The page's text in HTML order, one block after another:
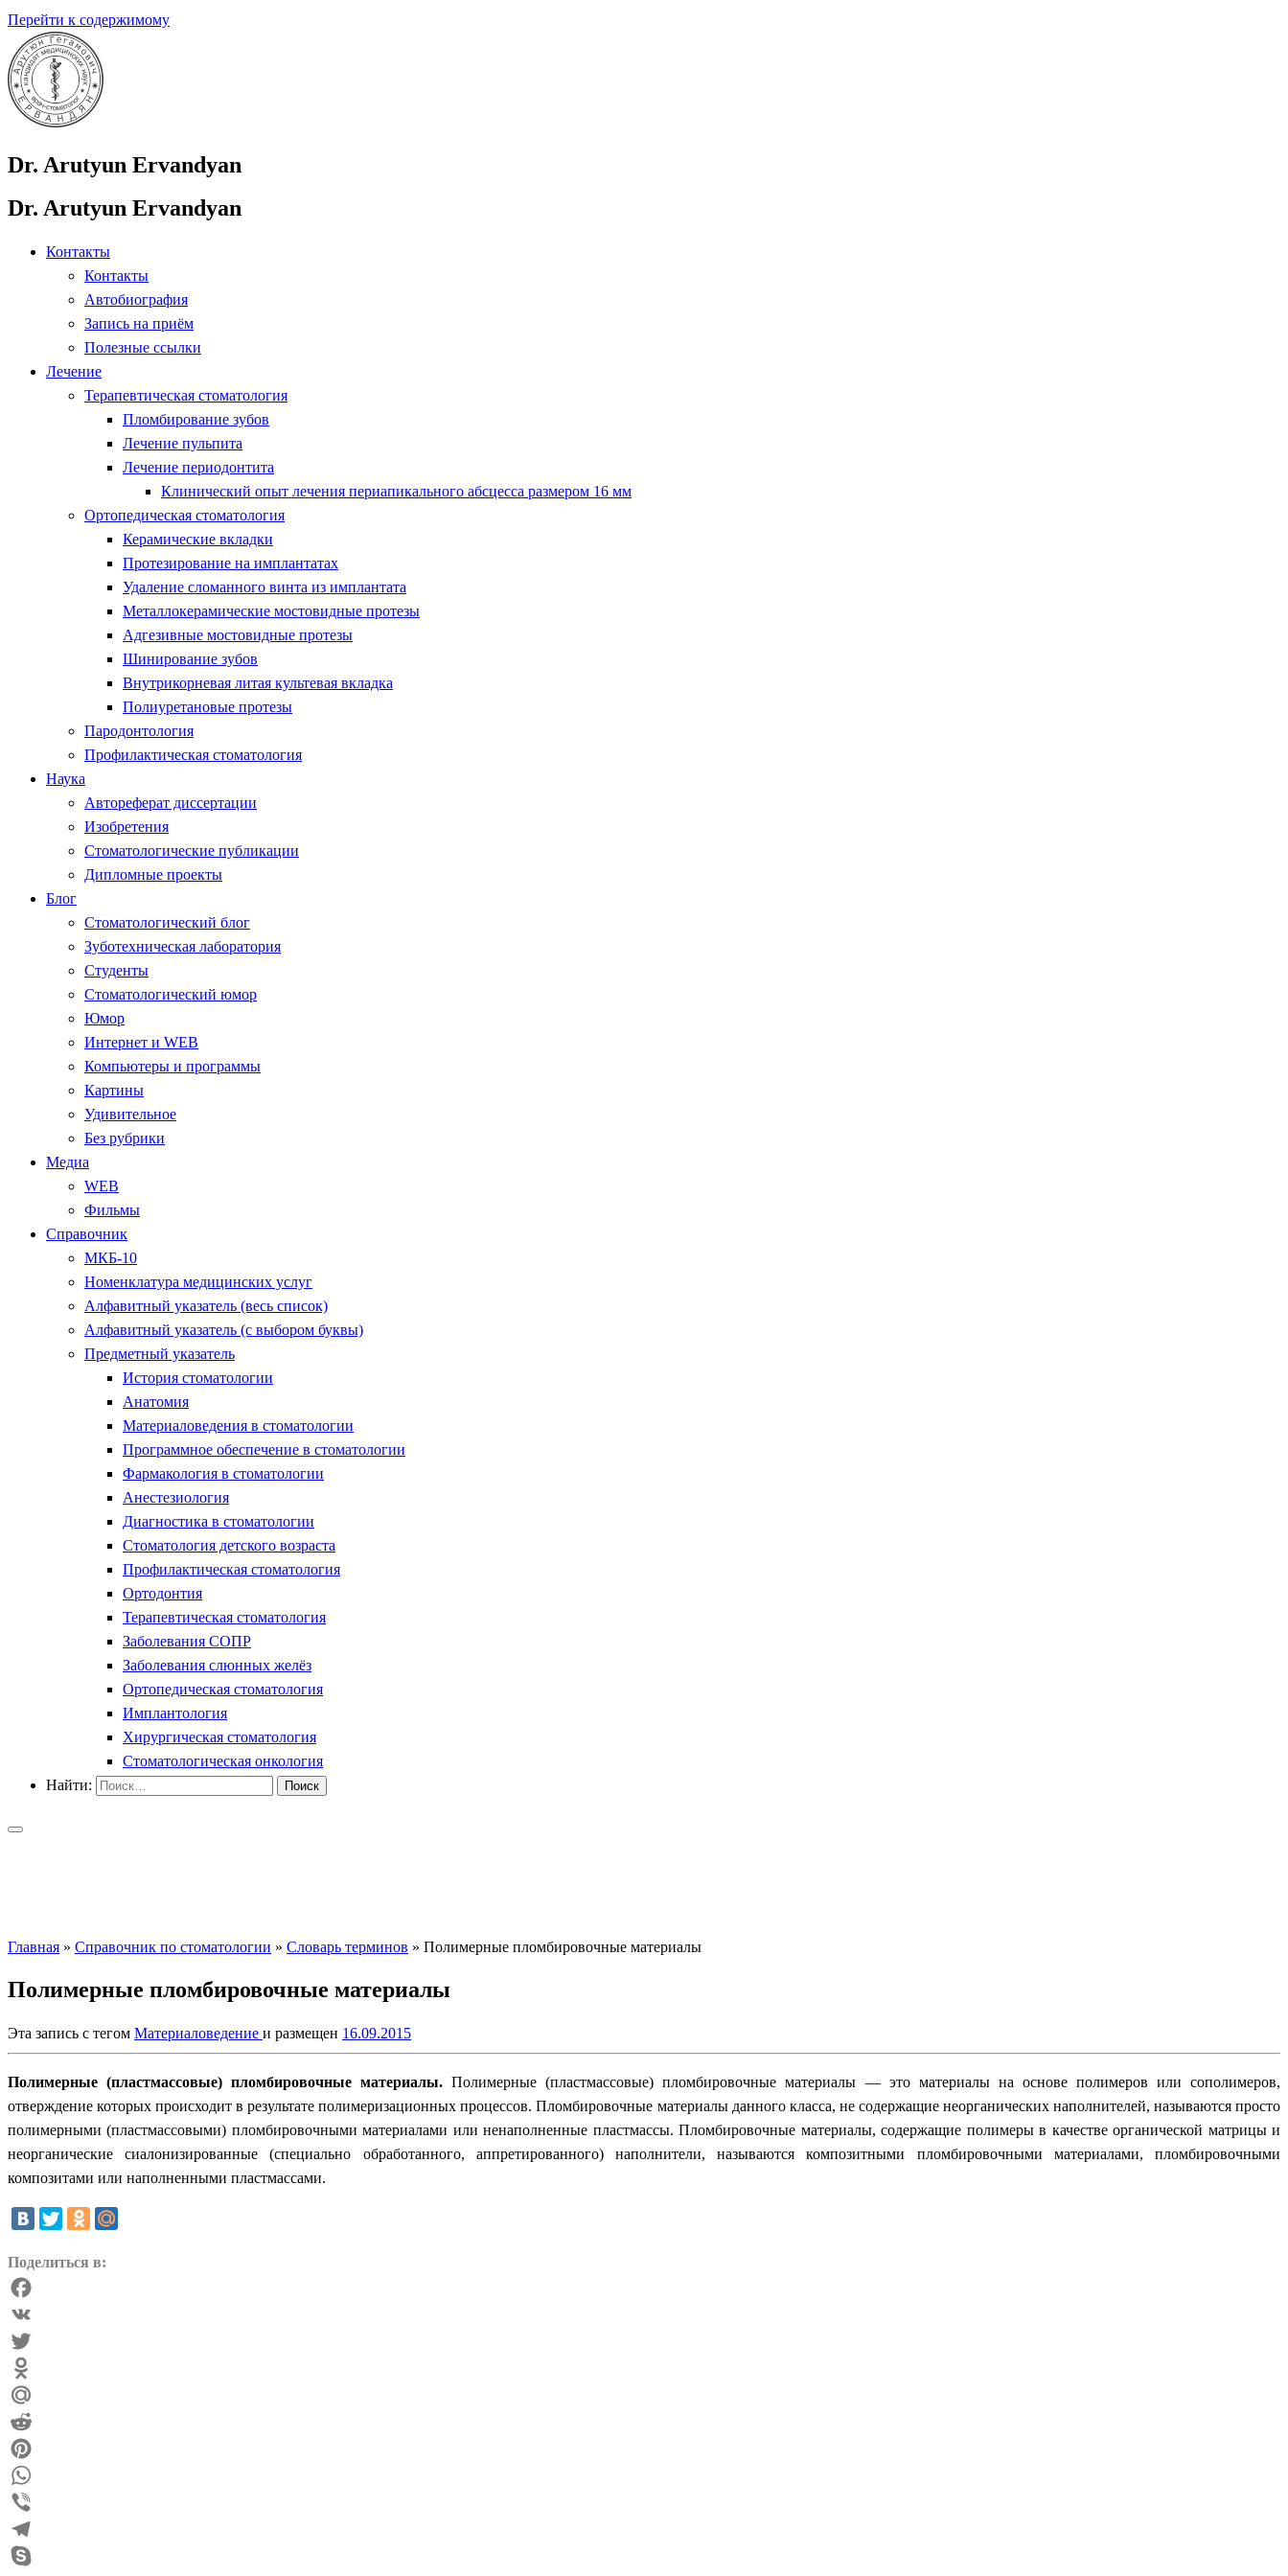
Перейти к содержимому
Dr. Arutyun Ervandyan
Dr. Arutyun Ervandyan
Контакты
Контакты
Автобиография
Запись на приём
Полезные ссылки
Лечение
Терапевтическая стоматология
Пломбирование зубов
Лечение пульпита
Лечение периодонтита
Клинический опыт лечения периапикального абсцесса размером 16 мм
Ортопедическая стоматология
Керамические вкладки
Протезирование на имплантатах
Удаление сломанного винта из имплантата
Металлокерамические мостовидные протезы
Адгезивные мостовидные протезы
Шинирование зубов
Внутрикорневая литая культевая вкладка
Полиуретановые протезы
Пародонтология
Профилактическая стоматология
Наука
Автореферат диссертации
Изобретения
Стоматологические публикации
Дипломные проекты
Блог
Стоматологический блог
Зуботехническая лаборатория
Студенты
Стоматологический юмор
Юмор
Интернет и WEB
Компьютеры и программы
Картины
Удивительное
Без рубрики
Медиа
WEB
Фильмы
Справочник
МКБ-10
Номенклатура медицинских услуг
Алфавитный указатель (весь список)
Алфавитный указатель (с выбором буквы)
Предметный указатель
История стоматологии
Анатомия
Материаловедения в стоматологии
Программное обеспечение в стоматологии
Фармакология в стоматологии
Анестезиология
Диагностика в стоматологии
Стоматология детского возраста
Профилактическая стоматология
Ортодонтия
Терапевтическая стоматология
Заболевания СОПР
Заболевания слюнных желёз
Ортопедическая стоматология
Имплантология
Хирургическая стоматология
Стоматологическая онкология
Найти:
Главная » Справочник по стоматологии » Словарь терминов » Полимерные пломбировочные материалы
Полимерные пломбировочные материалы
Эта запись с тегом Материаловедение и размещен 16.09.2015
Полимерные (пластмассовые) пломбировочные материалы. Полимерные (пластмассовые) пломбировочные материалы — это материалы на основе полимеров или сополимеров,
отверждение которых происходит в результате полимеризационных процессов. Пломбировочные материалы данного класса, не содержащие неорганических наполнителей, называются просто
полимерными (пластмассовыми) пломбировочными материалами или ненаполненные пластмассы. Пломбировочные материалы, содержащие полимеры в качестве органической матрицы и
неорганические сиалонизированные (специально обработанного, аппретированного) наполнители, называются композитными пломбировочными материалами, пломбировочными
композитами или наполненными пластмассами.
Поделиться в:
Facebook
VK
Twitter
Odnoklassniki
Mail.Ru
Reddit
Pinterest
WhatsApp
Viber
Telegram